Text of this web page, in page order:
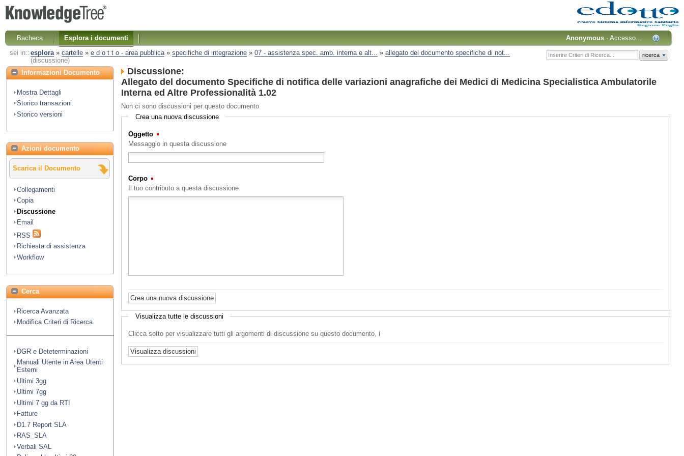
Bacheca Esplora i documenti Anonymous ·Accesso...
sei in:: esplora» cartelle» e d o t t o - area pubblica» specifiche di integrazione» 07 - assistenza spec. amb. interna e alt... » allegato del documento specifiche di not...
(discussione)
ricerca
Informazioni Documento
Mostra Dettagli
Storico transazioni
Storico versioni
Azioni documento
Scarica il Documento
Collegamenti
Copia
Discussione
Email
RSS
Richiesta di assistenza
Workflow
Cerca
Ricerca Avanzata
Modifica Criteri di Ricerca
DGR e Deteterminazioni
Manuali Utente in Area Utenti
Esterni
Ultimi 3gg
Ultimi 7gg
Ultimi 7 gg da RTI
Fatture
D1.7 Report SLA
RAS_SLA
Verbali SAL
Discussione:
Allegato del documento Specifiche di notifica delle variazioni anagrafiche dei Medici di Medicina Specialistica Ambulatorile
Interna ed Altre Professionalità 1.02
Non ci sono discussioni per questo documento
Crea una nuova discussione
Oggetto
Messaggio in questa discussione
Corpo
Il tuo contributo a questa discussione
Visualizza tutte le discussioni
Clicca sotto per visualizzare tutti gli argomenti di discussione su questo documento, i